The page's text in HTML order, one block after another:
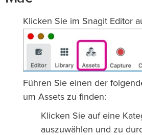
Klicken Sie im Snagit Editor
Führen Sie einen der
um Assets zu finden:
Klicken Sie auf eine
auszuwählen und zu